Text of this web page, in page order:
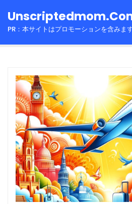
toPR：本サイトはプロモーションを含みま